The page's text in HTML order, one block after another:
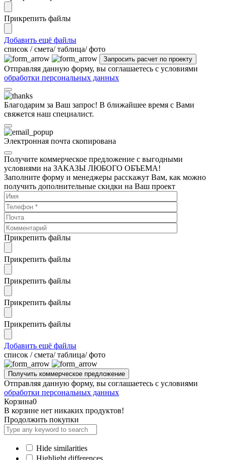
Прикрепить файлы
Добавить ещё файлы
cписок / смета/ таблица/ фото
Отправляя данную форму, вы соглашаетесь с условиями
обработки персональных данных
Благодарим за Ваш запрос! В ближайшее время с Вами
свяжется наш специалист.
Электронная почта скопирована
Получите коммерческое предложение с выгодными
условиями на ЗАКАЗЫ ЛЮБОГО ОБЪЕМА!
Заполните форму и менеджеры расскажут Вам, как можно
получить дополнительные скидки на Ваш проект
Прикрепить файлы
Прикрепить файлы
Прикрепить файлы
Прикрепить файлы
Прикрепить файлы
Добавить ещё файлы
cписок / смета/ таблица/ фото
Отправляя данную форму, вы соглашаетесь с условиями
обработки персональных данных
Корзина0
В корзине нет никаких продуктов!
Продолжить покупки
Hide similarities
Highlight differences